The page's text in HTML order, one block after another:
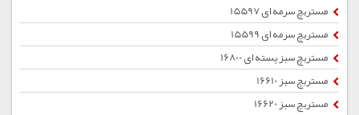
مستربچ سرمه ای 15597
مستربچ سرمه ای 15599
مستربچ سبز پسته ای 16800
مستربچ سبز 16610
مستربچ سبز 16620